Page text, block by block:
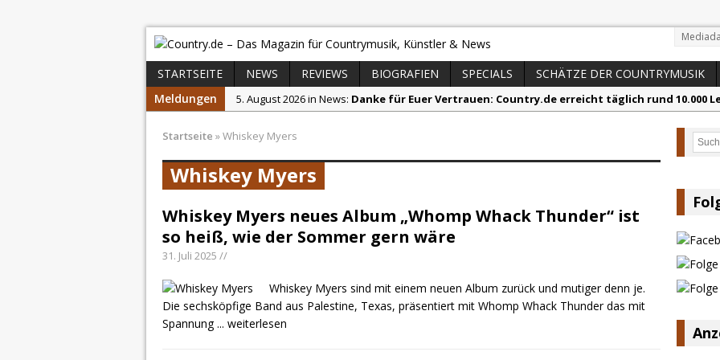
STARTSEITE NEWS REVIEWS BIOGRAFIEN SPECIALS SCHÄTZE DER COUNTRYMUSIK
Meldungen
5. August 2026 in News: Danke für Euer Vertrauen: Country.de erreicht täglich rund 10.000
4. August 2026 in News:
Carter Faith mit brandneuem Musikvideo zu „Pearl Handled Pistol“
4. August 2026 in News:
Country Music Hot News – 2. August 2026: Dolly Parton, Bill
31. Juli 2026 in News:Chris Johnson & The Hollywood Hillbillies kündigen neues Album mit
Startseite »Whiskey Myers
Whiskey Myers
Whiskey Myers neues Album „Whomp Whack Thunder“ ist
so heiß, wie der Sommer gern wäre
31. Juli 2025 //
Whiskey Myers sind mit einem neuen Album zurück und mutiger denn je.
Die sechsköpfige Band aus Palestine, Texas, präsentiert mit Whomp Whack Thunder das mit
Spannung... weiterlesen